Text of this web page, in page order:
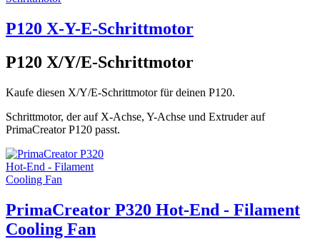
P120 X-Y-E-Schrittmotor
P120 X/Y/E-Schrittmotor
Kaufe diesen X/Y/E-Schrittmotor für deinen P120.
Schrittmotor, der auf X-Achse, Y-Achse und Extruder auf
PrimaCreator P120 passt.
PrimaCreator P320 Hot-End - Filament
Cooling Fan